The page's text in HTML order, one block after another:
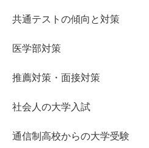
共通テストの傾向と対策
医学部対策
推薦対策・面接対策
社会人の大学入試
通信制高校からの大学受験